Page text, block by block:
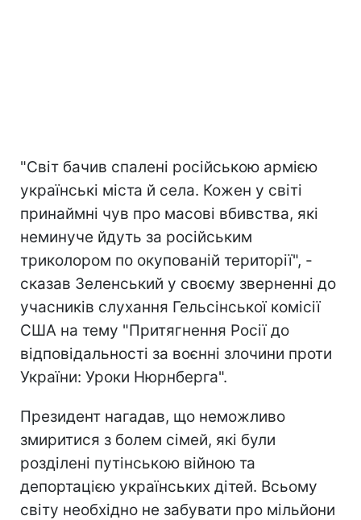
"Світ бачив спалені російською армією
українські міста й села. Кожен у світі
принаймні чув про масові вбивства, які
неминуче йдуть за російським
триколором по окупованій території", -
сказав Зеленський у своєму зверненні до
учасників слухання Гельсінської комісії
США на тему "Притягнення Росії до
відповідальності за воєнні злочини проти
України: Уроки Нюрнберга".
Президент нагадав, що неможливо
змиритися з болем сімей, які були
розділені путінською війною та
депортацією українських дітей. Всьому
світу необхідно не забувати про мільйони